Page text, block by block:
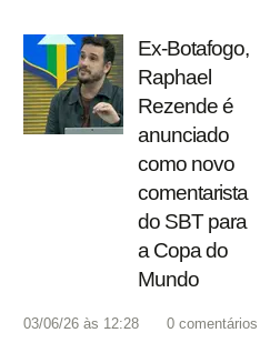
Ex-Botafogo,
Raphael
Rezende é
anunciado
como novo
comentarista
do SBT para
a Copa do
Mundo
03/06/26 às 12:28 0 comentários